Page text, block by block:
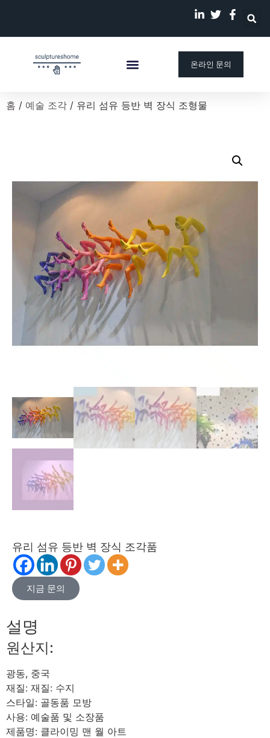
온라인 문의
홈 / 예술 조각 / 유리 섬유 등반 벽 장식 조형물
유리 섬유 등반 벽 장식 조각품
지금 문의
설명
원산지:
광동, 중국
재질: 재질: 수지
스타일: 골동품 모방
사용: 예술품 및 소장품
제품명: 클라이밍 맨 월 아트